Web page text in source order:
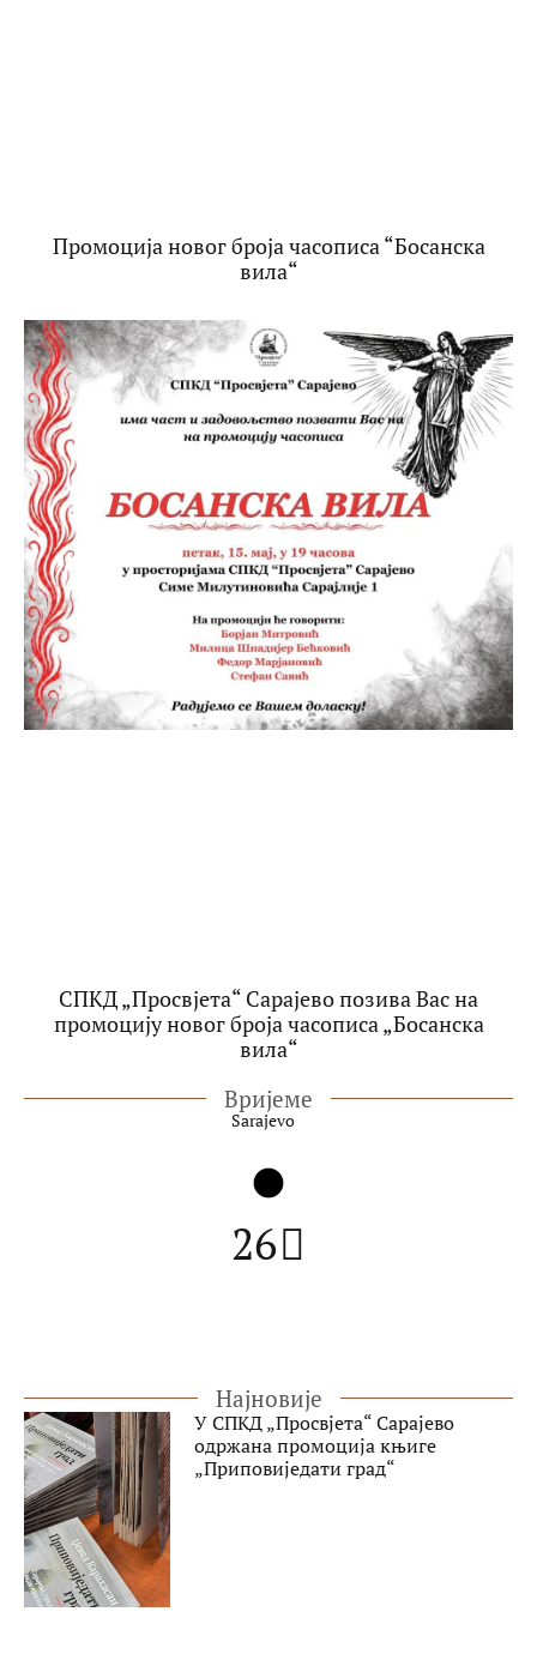
Промоција новог броја часописа “Босанска
вила“
СПКД „Просвјета“ Сарајево позива Вас на
промоцију новог броја часописа „Босанска
вила“
Вријеме
Sarajevo
26
Најновије
У СПКД „Просвјета“ Сарајево
одржана промоција књиге
„Приповиједати град“